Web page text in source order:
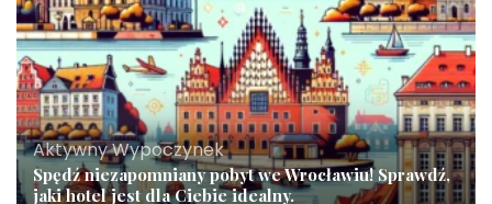
Aktywny Wypoczynek
Spędź niezapomniany pobyt we Wrocławiu! Sprawdź,
jaki hotel jest dla Ciebie idealny.